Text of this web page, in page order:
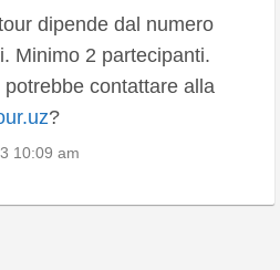
dipende dal numero
Minimo 2 partecipanti.
contattare alla
?
10:09 am